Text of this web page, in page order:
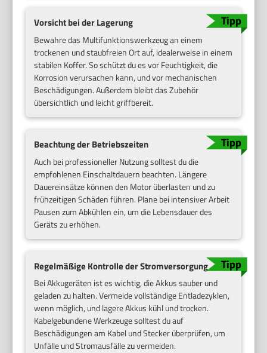
Vorsicht bei der Lagerung
Bewahre das Multifunktionswerkzeug an einem
trockenen und staubfreien Ort auf, idealerweise in einem
stabilen Koffer. So schützt du es vor Feuchtigkeit, die
Korrosion verursachen kann, und vor mechanischen
Beschädigungen. Außerdem bleibt das Zubehör
übersichtlich und leicht griffbereit.
Beachtung der Betriebszeiten
Auch bei professioneller Nutzung solltest du die
empfohlenen Einschaltdauern beachten. Längere
Dauereinsätze können den Motor überlasten und zu
frühzeitigen Schäden führen. Plane bei intensiver Arbeit
Pausen zum Abkühlen ein, um die Lebensdauer des
Geräts zu erhöhen.
Regelmäßige Kontrolle der Stromversorgung
Bei Akkugeräten ist es wichtig, die Akkus sauber und
geladen zu halten. Vermeide vollständige Entladezyklen,
wenn möglich, und lagere Akkus kühl und trocken.
Kabelgebundene Werkzeuge solltest du auf
Beschädigungen am Kabel und Stecker überprüfen, um
Unfälle und Stromausfälle zu vermeiden.